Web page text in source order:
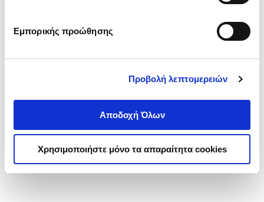
Εμπορικής προώθησης
Προβολή λεπτομερειών
Αποδοχή Όλων
Χρησιμοποιήστε μόνο τα απαραίτητα cookies